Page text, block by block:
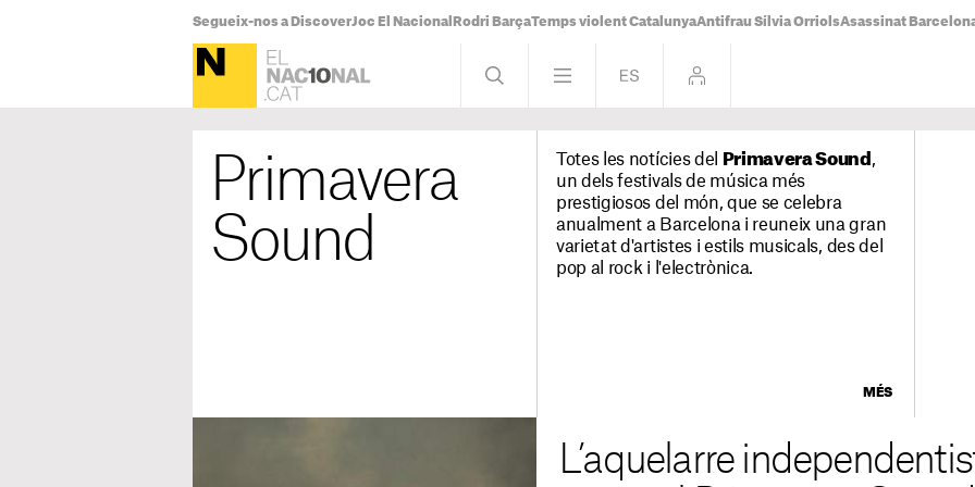
Segueix-nos a DiscoverJoc El Nacional Rodri BarçaTemps violent CatalunyaAntifrau Sílvia OrriolsAsassinat
Primavera
Sound
Totes les notícies del Primavera Sound ,
un dels festivals de música més
prestigiosos del món, que se celebra
anualment a Barcelona i reuneix una gran
varietat d'artistes i estils musicals, des del
pop al rock i l'electrònica.
MÉS
L’aquelarre